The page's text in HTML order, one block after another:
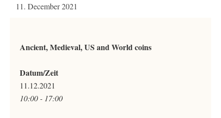
11. December 2021
Ancient, Medieval, US and World coins
Datum/Zeit
11.12.2021
10:00 - 17:00